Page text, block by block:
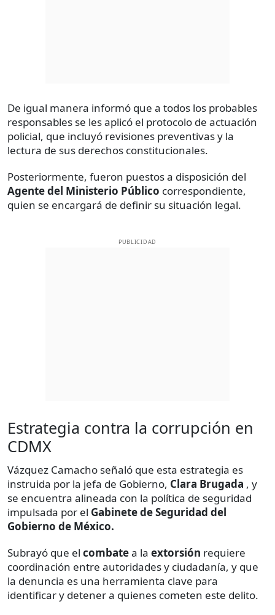
De igual manera informó que a todos los probables
responsables se les aplicó el protocolo de actuación
policial, que incluyó revisiones preventivas y la
lectura de sus derechos constitucionales.
Posteriormente, fueron puestos a disposición del
Agente del Ministerio Público correspondiente,
quien se encargará de definir su situación legal.
PUBLICIDAD
Estrategia contra la corrupción en
CDMX
Vázquez Camacho señaló que esta estrategia es
instruida por la jefa de Gobierno, Clara Brugada , y
se encuentra alineada con la política de seguridad
impulsada por el Gabinete de Seguridad del
Gobierno de México.
Subrayó que el combatea la extorsión requiere
coordinación entre autoridades y ciudadanía, y que
la denuncia es una herramienta clave para
identificar y detener a quienes cometen este delito.